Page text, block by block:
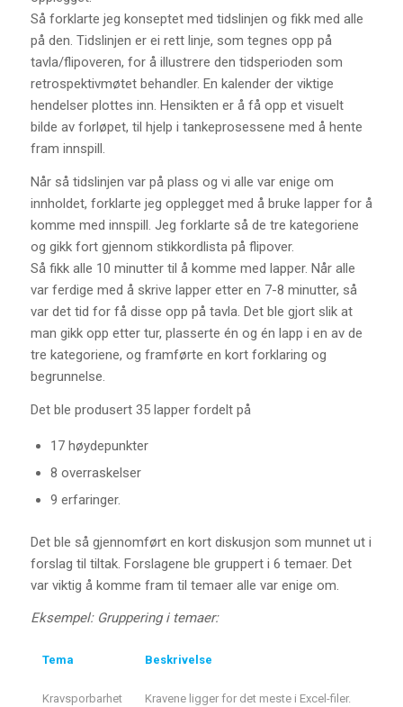
Så forklarte jeg konseptet med tidslinjen og fikk med alle
på den. Tidslinjen er ei rett linje, som tegnes opp på
tavla/flipoveren, for å illustrere den tidsperioden som
retrospektivmøtet behandler. En kalender der viktige
hendelser plottes inn. Hensikten er å få opp et visuelt
bilde av forløpet, til hjelp i tankeprosessene med å hente
fram innspill.
Når så tidslinjen var på plass og vi alle var enige om
innholdet, forklarte jeg opplegget med å bruke lapper for å
komme med innspill. Jeg forklarte så de tre kategoriene
og gikk fort gjennom stikkordlista på flipover.
Så fikk alle 10 minutter til å komme med lapper. Når alle
var ferdige med å skrive lapper etter en 7-8 minutter, så
var det tid for få disse opp på tavla. Det ble gjort slik at
man gikk opp etter tur, plasserte én og én lapp i en av de
tre kategoriene, og framførte en kort forklaring og
begrunnelse.
Det ble produsert 35 lapper fordelt på
17 høydepunkter
8 overraskelser
9 erfaringer.
Det ble så gjennomført en kort diskusjon som munnet ut i
forslag til tiltak. Forslagene ble gruppert i 6 temaer. Det
var viktig å komme fram til temaer alle var enige om.
Eksempel: Gruppering i temaer:
Tema Beskrivelse
Kravsporbarhet
Kravene ligger for det meste i Excel-filer.